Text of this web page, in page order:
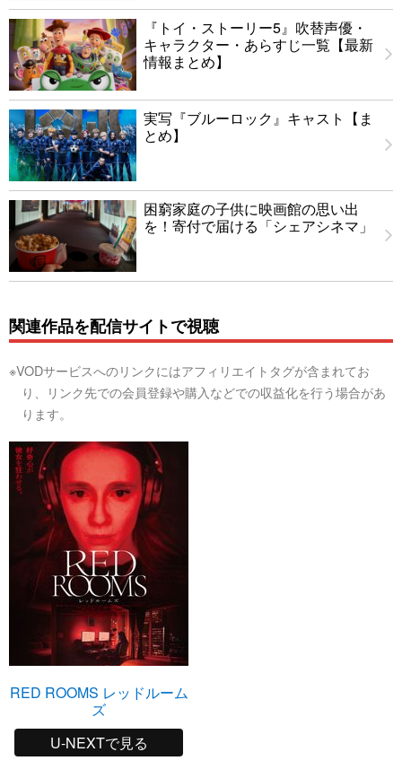
『トイ・ストーリー5』吹替声優・
キャラクター・あらすじ一覧【最新
情報まとめ】
実写『ブルーロック』キャスト【ま
とめ】
困窮家庭の子供に映画館の思い出
を！寄付で届ける「シェアシネマ」
関連作品を配信サイトで視聴
※VODサービスへのリンクにはアフィリエイトタグが含まれてお
り、リンク先での会員登録や購入などでの収益化を行う場合があ
ります。
RED ROOMS レッドルーム
ズ
U-NEXTで見る